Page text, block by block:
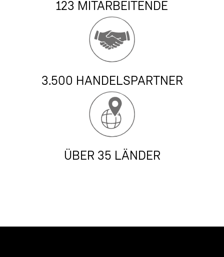
123 MITARBEITENDE
3.500 HANDELSPARTNER
ÜBER 35 LÄNDER